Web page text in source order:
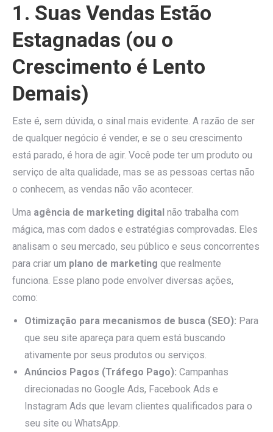
1. Suas Vendas Estão
Estagnadas (ou o
Crescimento é Lento
Demais)
Este é, sem dúvida, o sinal mais evidente. A razão de ser
de qualquer negócio é vender, e se o seu crescimento
está parado, é hora de agir. Você pode ter um produto ou
serviço de alta qualidade, mas se as pessoas certas não
o conhecem, as vendas não vão acontecer.
Uma agência de marketing digital não trabalha com
mágica, mas com dados e estratégias comprovadas. Eles
analisam o seu mercado, seu público e seus concorrentes
para criar um plano de marketing que realmente
funciona. Esse plano pode envolver diversas ações,
como:
Otimização para mecanismos de busca (SEO): Para
que seu site apareça para quem está buscando
ativamente por seus produtos ou serviços.
Anúncios Pagos (Tráfego Pago): Campanhas
direcionadas no Google Ads, Facebook Ads e
Instagram Ads que levam clientes qualificados para o
seu site ou WhatsApp.